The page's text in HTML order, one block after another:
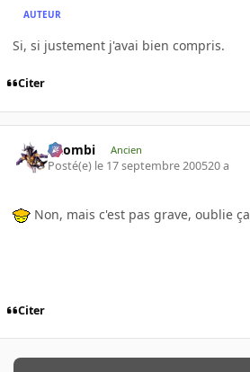
AUTEUR
Si, si justement j'avai bien compris.
Citer
XZombi Ancien
Posté(e) le 17 septembre 200520 a
Non, mais c'est pas grave, oublie ça
Citer